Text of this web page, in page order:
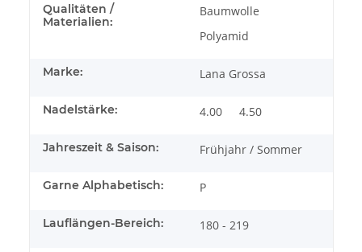
Produkteigenschaft
Wert
Qualitäten /
Materialien:
Baumwolle
Polyamid
Marke: Lana Grossa
Nadelstärke: 4.00 4.50
Jahreszeit & Saison: Frühjahr / Sommer
Garne Alphabetisch: P
Lauflängen-Bereich: 180 - 219